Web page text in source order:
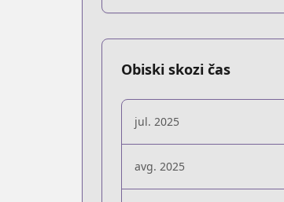
Obiski skozi čas
jul. 2025
avg. 2025